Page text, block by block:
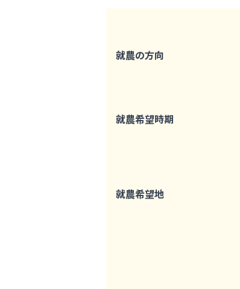
就農の方向
就農希望時期
就農希望地